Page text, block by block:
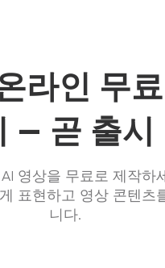
라인 무
— 곧 출시
영상을 무료로 제작하
표현하고 영상 콘텐츠
니다.